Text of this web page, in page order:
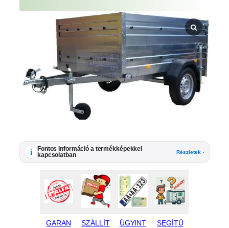
i
Fontos információ a termékképekkel
kapcsolatban
Részletek ›
GARAN
SZÁLLÍT
ÜGYINT
SEGÍTÜ